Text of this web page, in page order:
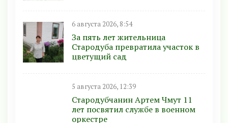
6 августа 2026, 8:54
За пять лет жительница
Стародуба превратила участок в
цветущий сад
5 августа 2026, 12:39
Стародубчанин Артем Чмут 11
лет посвятил службе в военном
оркестре